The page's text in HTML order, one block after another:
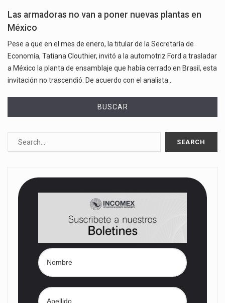
Las armadoras no van a poner nuevas plantas en
México
Pese a que en el mes de enero, la titular de la Secretaría de
Economía, Tatiana Clouthier, invitó a la automotriz Ford a trasladar
a México la planta de ensamblaje que había cerrado en Brasil, esta
invitación no trascendió. De acuerdo con el analista…
BUSCAR